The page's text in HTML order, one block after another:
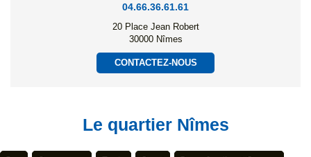
04.66.36.61.61
20 Place Jean Robert
30000 Nîmes
CONTACTEZ-NOUS
Le quartier Nîmes